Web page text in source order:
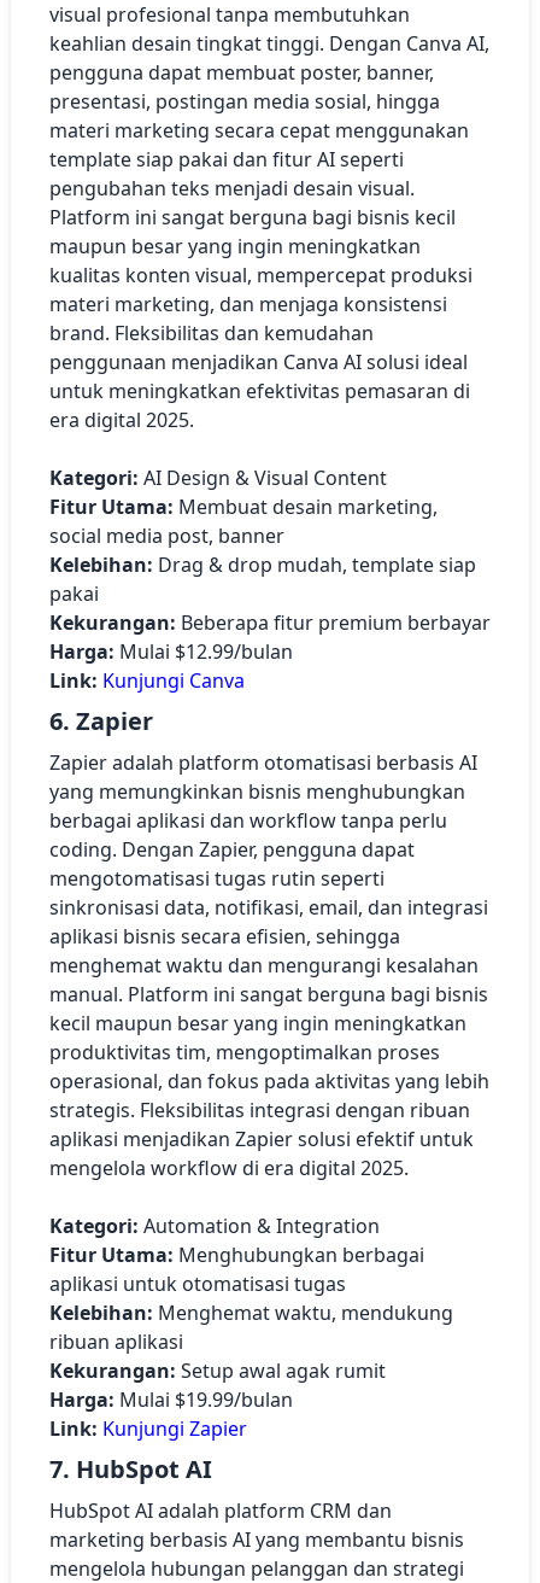
visual profesional tanpa membutuhkan
keahlian desain tingkat tinggi. Dengan Canva AI,
pengguna dapat membuat poster, banner,
presentasi, postingan media sosial, hingga
materi marketing secara cepat menggunakan
template siap pakai dan fitur AI seperti
pengubahan teks menjadi desain visual.
Platform ini sangat berguna bagi bisnis kecil
maupun besar yang ingin meningkatkan
kualitas konten visual, mempercepat produksi
materi marketing, dan menjaga konsistensi
brand. Fleksibilitas dan kemudahan
penggunaan menjadikan Canva AI solusi ideal
untuk meningkatkan efektivitas pemasaran di
era digital 2025.
Kategori: AI Design & Visual Content
Fitur Utama: Membuat desain marketing,
social media post, banner
Kelebihan: Drag & drop mudah, template siap
pakai
Kekurangan: Beberapa fitur premium berbayar
Harga: Mulai $12.99/bulan
Link: Kunjungi Canva
6. Zapier
Zapier adalah platform otomatisasi berbasis AI
yang memungkinkan bisnis menghubungkan
berbagai aplikasi dan workflow tanpa perlu
coding. Dengan Zapier, pengguna dapat
mengotomatisasi tugas rutin seperti
sinkronisasi data, notifikasi, email, dan integrasi
aplikasi bisnis secara efisien, sehingga
menghemat waktu dan mengurangi kesalahan
manual. Platform ini sangat berguna bagi bisnis
kecil maupun besar yang ingin meningkatkan
produktivitas tim, mengoptimalkan proses
operasional, dan fokus pada aktivitas yang lebih
strategis. Fleksibilitas integrasi dengan ribuan
aplikasi menjadikan Zapier solusi efektif untuk
mengelola workflow di era digital 2025.
Kategori: Automation & Integration
Fitur Utama: Menghubungkan berbagai
aplikasi untuk otomatisasi tugas
Kelebihan: Menghemat waktu, mendukung
ribuan aplikasi
Kekurangan: Setup awal agak rumit
Harga: Mulai $19.99/bulan
Link: Kunjungi Zapier
7. HubSpot AI
HubSpot AI adalah platform CRM dan
marketing berbasis AI yang membantu bisnis
mengelola hubungan pelanggan dan strategi